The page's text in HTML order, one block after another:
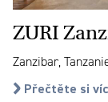
ZURI
Zanzibar,
Přečtěte si